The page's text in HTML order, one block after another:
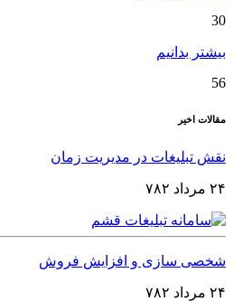
30
بیشتر بدانیم
56
مقالات اخیر
نقش تبلیغات در مدیریت زمان
۲۴ مرداد ۷۸۲
شخصی‌ سازی و افزایش فروش
۲۴ مرداد ۷۸۲